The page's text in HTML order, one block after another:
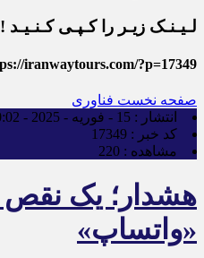
لـیـنـک زیـر را کـپـی کـنـیـد !
iranwaytours.com/?p=17349
صفحه نخست فناوری
انتشار : 15 - فوریه - 2025 - 20:02
کد خبر : 17349
مشاهده : 220
هشدار؛ یک نقص
«واتساپ»